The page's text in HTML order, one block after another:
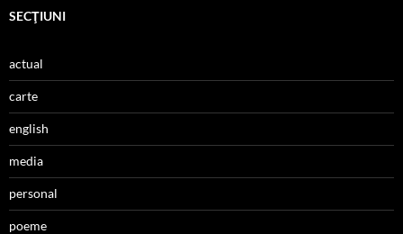
SECŢIUNI
actual
carte
english
media
personal
poeme